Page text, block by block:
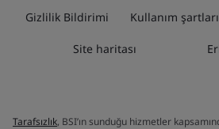
Gizlilik Bildirimi Kullanım şartları
Site haritası
Tarafsızlık, BSI’ın sunduğu hizmetler